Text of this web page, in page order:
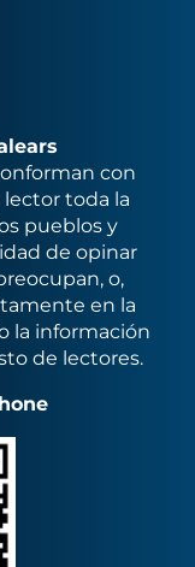
con
lector toda la
pueblos y
de opinar
o,
en la
la información
de lectores.